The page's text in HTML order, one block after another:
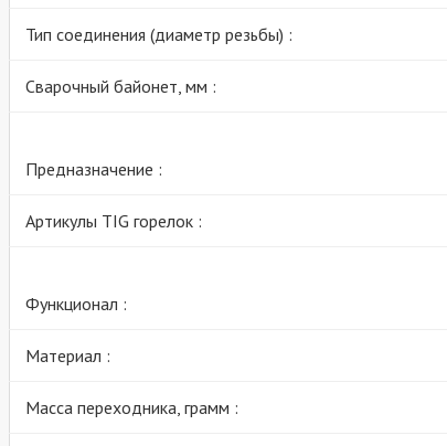
Тип соединения (диаметр резьбы) :
Сварочный байонет, мм :
Предназначение :
Артикулы TIG горелок :
Функционал :
Материал :
Масса переходника, грамм :